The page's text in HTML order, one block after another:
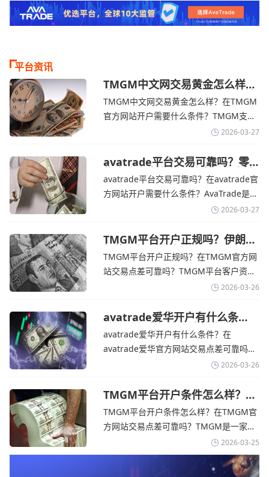
平台资讯
TMGM中文网交易黄金怎么样？
金价下跌，市场评估伊朗停火前
景-TMGM官网
TMGM中文网交易黄金怎么样？在TMGM
官方网站开户需要什么条件？‌‌‌TMGM支持
全球主流的MT4/MT5平台，同时提供功能
险管理工具。通过TMGM官网交易资讯了
解，金价周四回落，受​美元走强和油价上
涨，使通胀担忧保持不变‌对加息的持续预
2026-03-27
avatrade平台交易可靠吗？零
售企业称中东地区冲突正推高成
本avatrade官网
avatrade平台交易可靠吗？在avatrade官
方网站开户需要什么条件？‌‌‌AvaTrade是一
个在交易优势和可靠性两方面都非常均衡
在学习和探索中成长的新手交易者。通过
avatrade官网交易资讯了解，零售企业警
告称，中东地区的冲突正在推高成本，如
2026-03-27
TMGM平台开户正规吗？伊朗仍
拒绝与美国直接谈判-TMGM官
网
TMGM平台开户正规吗？在TMGM官方网
站交易点差可靠吗？‌‌‌TMGM平台客户资金
存放在澳大利亚国民银行等顶级银行的独
TMGM官网交易资讯了解，伊朗外交部长
表示，尽管德黑兰高级官员正在审查美国
结束战争的提议
2026-03-26
avatrade爱华开户有什么条
件？亚洲市场交易喜忧参半-
avatrade爱华官网
avatrade爱华开户有什么条件？在
avatrade爱华官方网站交易点差可靠吗？‌‌‌
avatrade爱华平台的新手可以用很小的成
标准的MT4、MT5，以及自研的
AvaTradeGO和AvaOptions。通过
avatrade爱华官网交易资讯了解，据伊朗
2026-03-26
TMGM平台开户条件怎么样？美
伊和谈传闻引发油价暴跌-
TMGM官网
TMGM平台开户条件怎么样？在TMGM官
方网站交易点差可靠吗？‌‌‌TMGM是一家交
易成本极低、产品极其丰富、ASIC监管
+千万保险加持的全球知名经纪商，特别适
合活跃交易者和股票CFD投资者。通过
2026-03-25